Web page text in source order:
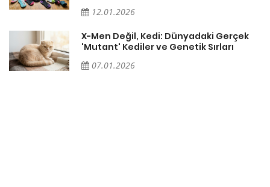
12.01.2026
X-Men Değil, Kedi: Dünyadaki Gerçek
'Mutant' Kediler ve Genetik Sırları
07.01.2026